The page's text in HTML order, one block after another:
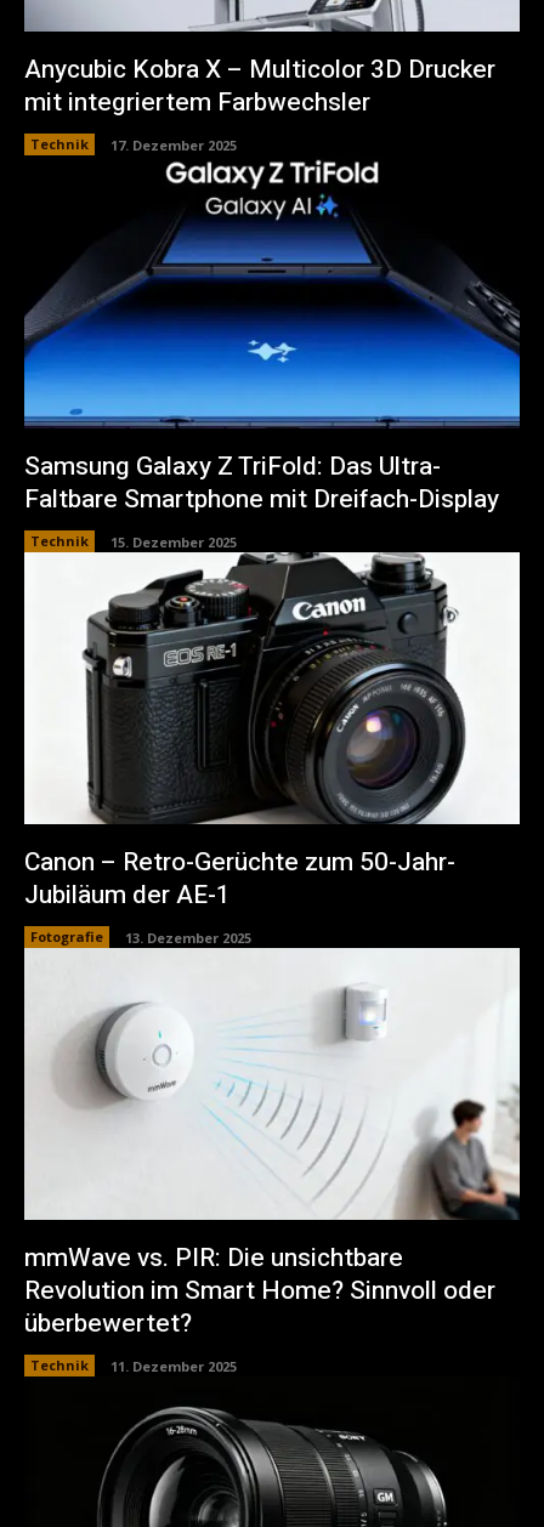
Anycubic Kobra X – Multicolor 3D Drucker
mit integriertem Farbwechsler
Technik 17. Dezember 2025
Samsung Galaxy Z TriFold: Das Ultra-
Faltbare Smartphone mit Dreifach-Display
Technik 15. Dezember 2025
Canon – Retro-Gerüchte zum 50-Jahr-
Jubiläum der AE-1
Fotografie 13. Dezember 2025
mmWave vs. PIR: Die unsichtbare
Revolution im Smart Home? Sinnvoll oder
überbewertet?
Technik 11. Dezember 2025